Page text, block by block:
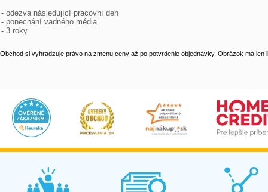
- odezva následující pracovní den
- ponechání vadného média
- 3 roky
Obchod si vyhradzuje právo na zmenu ceny až po potvrdenie objednávky. Obrázok má len